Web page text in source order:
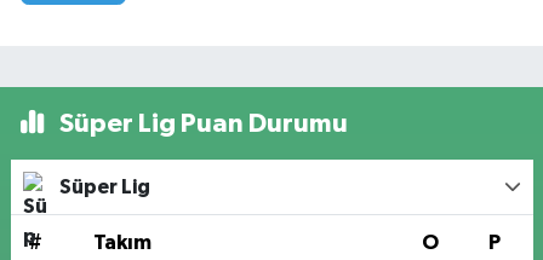
Süper Lig Puan Durumu
Süper Lig
# Takım O P